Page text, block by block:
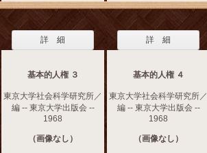
詳 細
基本的人権 ３
東京大学社会科学研究所／
編 -- 東京大学出版会 --
1968
（画像なし）
詳 細
基本的人権 ４
東京大学社会科学研究所／
編 -- 東京大学出版会 --
1968
（画像なし）